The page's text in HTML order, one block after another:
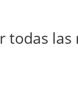
todas las